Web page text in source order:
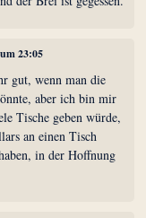
23:05
gut, wenn man die
aber ich bin mir
Tische geben würde,
an einen Tisch
in der Hoffnung